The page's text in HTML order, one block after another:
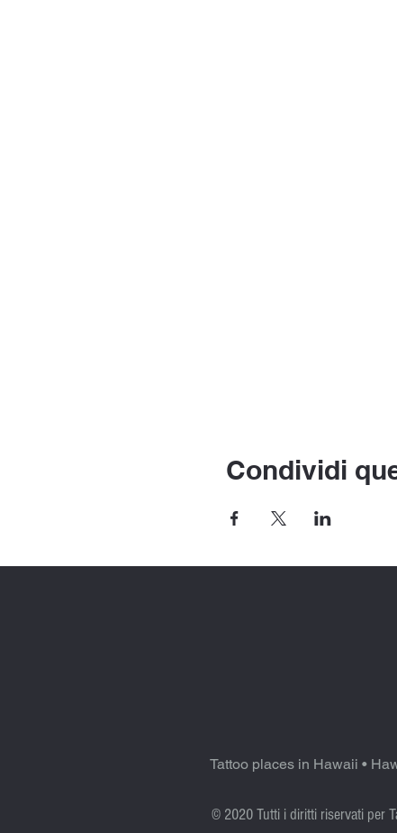
Condividi
Tattoo places in Hawaii •
© 2020 Tutti i diritti riservati per